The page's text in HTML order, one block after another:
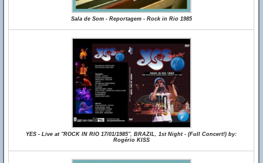
Sala de Som - Reportagem - Rock in Rio 1985
YES - Live at "ROCK IN RIO 17/01/1985", BRAZIL, 1st Night - (Full Concert!) by:
Rogério KISS